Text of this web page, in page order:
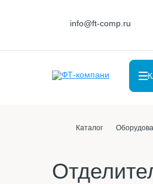
info@ft-comp.ru
Каталог